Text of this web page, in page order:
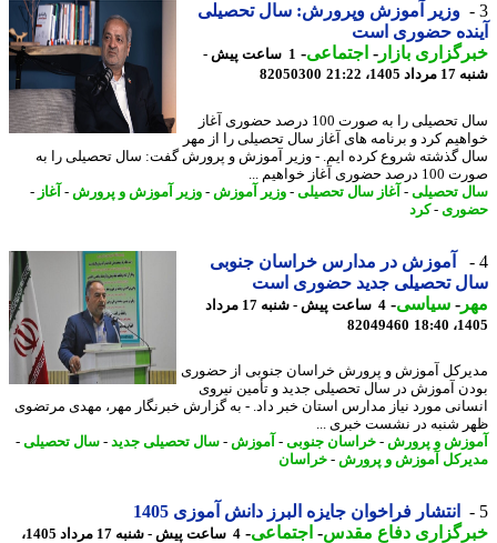
وزیر آموزش وپرورش: سال تحصیلی
حضوری است
بازار- اجتماعی-
1 ساعت پیش -
21:22
82050300
سال تحصیلی را به صورت 100 درصد حضوری آغاز
کرد و برنامه های آغاز سال تحصیلی را از مهر
گذشته شروع کرده ایم. - وزیر آموزش و پرورش گفت: سال تحصیلی را به
آغاز خواهیم ...
تحصیلی-آغاز سال تحصیلی-وزیر آموزش-وزیر آموزش و پرورش-آغاز
- کرد
آموزش در مدارس خراسان جنوبی
تحصیلی جدید حضوری است
-سیاسی-
4 ساعت پیش - شنبه 17 مرداد
82049460
آموزش و پرورش خراسان جنوبی از حضوری
آموزش در سال تحصیلی جدید و تأمین نیروی
مورد نیاز مدارس استان خبر داد. - به گزارش خبرنگار مهر، مهدی مرتضوی
شنبه در نشست خبری ...
و پرورش-خراسان جنوبی-آموزش-سال تحصیلی جدید-سال تحصیلی-
آموزش و پرورش-خراسان
انتشار فراخوان جایزه البرز دانش آموزی 1405
دفاع مقدس-اجتماعی-
4 ساعت پیش - شنبه 17 مرداد 1405،